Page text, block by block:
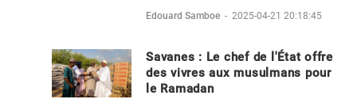
Edouard Samboe - 2025-04-21 20:18:45
Savanes : Le chef de l'État offre
des vivres aux musulmans pour
le Ramadan